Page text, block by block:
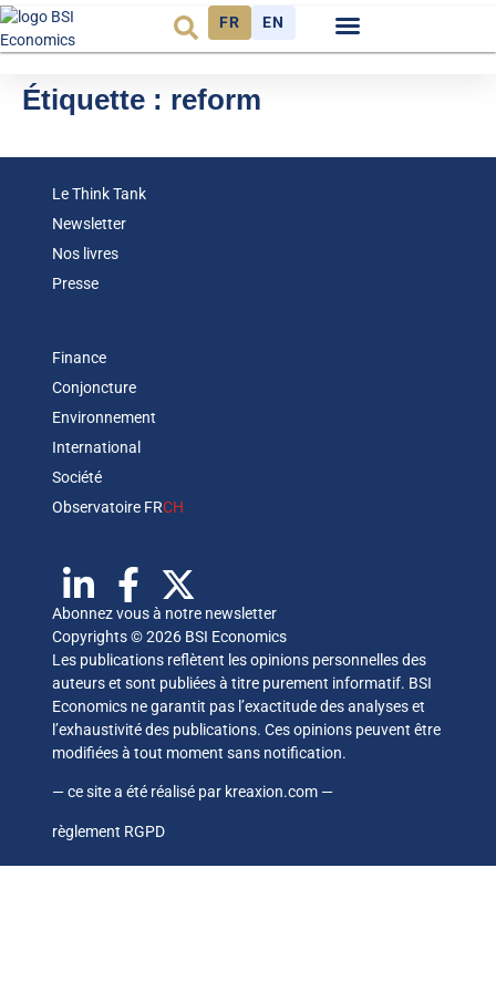
FR EN
Étiquette : reform
Le Think Tank
Newsletter
Nos livres
Presse
Finance
Conjoncture
Environnement
International
Société
Observatoire FRCH
Abonnez vous à notre newsletter
Copyrights © 2026 BSI Economics
Les publications reflètent les opinions personnelles des
auteurs et sont publiées à titre purement informatif. BSI
Economics ne garantit pas l’exactitude des analyses et
l’exhaustivité des publications. Ces opinions peuvent être
modifiées à tout moment sans notification.
— ce site a été réalisé par kreaxion.com —
règlement RGPD